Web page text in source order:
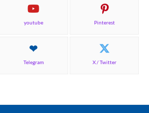
youtube Pinterest
Telegram X / Twitter